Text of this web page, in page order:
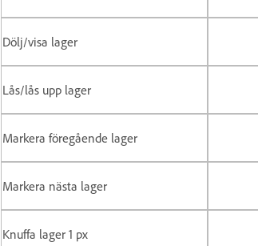
Dölj/visa lager
Lås/lås upp lager
Markera föregående lager
Markera nästa lager
Knuffa lager 1 px